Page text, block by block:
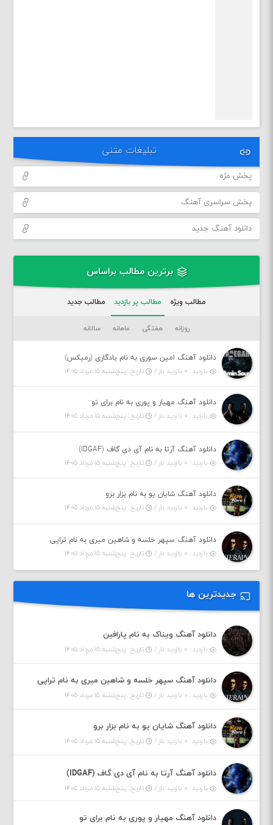
تبلیغات متنی
پخش مژه
پخش سراسری آهنگ
دانلود آهنگ جدید
برترین مطالب براساس
مطالب ویژه مطالب پر بازدید مطالب جدید
روزانه هفتگی ماهانه سالانه
دانلود آهنگ امین سوری به نام یادگاری (رمیکس)
بازدید : ۰ بازدید بار /
تاریخ : پنج‌شنبه ۱۵ مرداد ۱۴۰۵
دانلود آهنگ مهیار و پوری به نام برای تو
بازدید : ۰ بازدید بار /
تاریخ : پنج‌شنبه ۱۵ مرداد ۱۴۰۵
دانلود آهنگ آرتا به نام آی دی گاف (IDGAF)
بازدید : ۰ بازدید بار /
تاریخ : پنج‌شنبه ۱۵ مرداد ۱۴۰۵
دانلود آهنگ شایان یو به نام بزار برو
بازدید : ۰ بازدید بار /
تاریخ : پنج‌شنبه ۱۵ مرداد ۱۴۰۵
دانلود آهنگ سپهر خلسه و شاهین میری به نام تراپی
بازدید : ۰ بازدید بار /
تاریخ : پنج‌شنبه ۱۵ مرداد ۱۴۰۵
جدیدترین ها
دانلود آهنگ ویناک به نام پارافین
بازدید : ۰ بازدید بار / تاریخ : پنج‌شنبه ۱۵ مرداد ۱۴۰۵
دانلود آهنگ سپهر خلسه و شاهین میری به نام تراپی
بازدید : ۰ بازدید بار / تاریخ : پنج‌شنبه ۱۵ مرداد ۱۴۰۵
دانلود آهنگ شایان یو به نام بزار برو
بازدید : ۰ بازدید بار / تاریخ : پنج‌شنبه ۱۵ مرداد ۱۴۰۵
دانلود آهنگ آرتا به نام آی دی گاف (IDGAF)
بازدید : ۰ بازدید بار / تاریخ : پنج‌شنبه ۱۵ مرداد ۱۴۰۵
دانلود آهنگ مهیار و پوری به نام برای تو